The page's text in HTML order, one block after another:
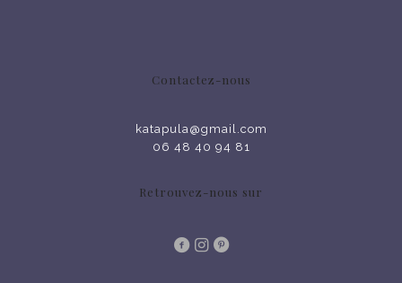
Contactez-nous
katapula@gmail.com
06 48 40 94 81
Retrouvez-nous sur